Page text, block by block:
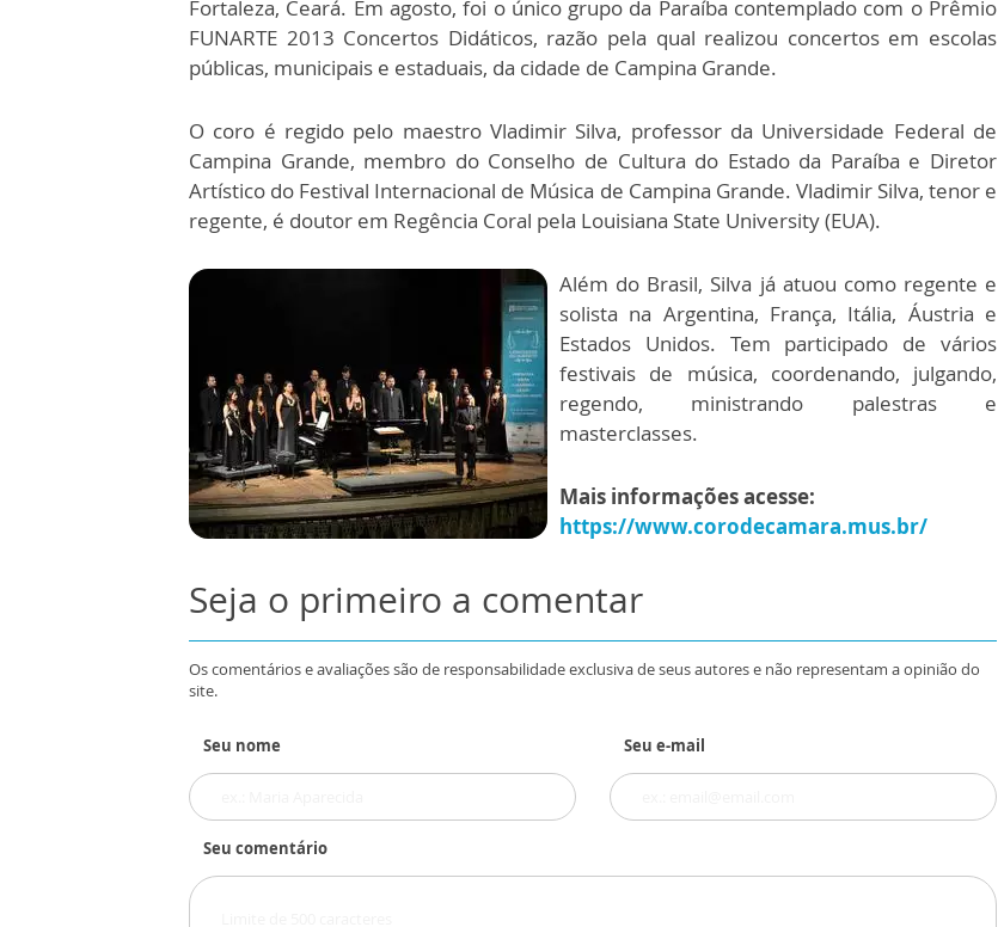
Fortaleza, Ceará. Em agosto, foi o único grupo da Paraíba contemplado com o Prêmio
FUNARTE 2013 Concertos Didáticos, razão pela qual realizou concertos em escolas
públicas, municipais e estaduais, da cidade de Campina Grande.
O coro é regido pelo maestro Vladimir Silva, professor da Universidade Federal de
Campina Grande, membro do Conselho de Cultura do Estado da Paraíba e Diretor
Artístico do Festival Internacional de Música de Campina Grande. Vladimir Silva, tenor e
regente, é doutor em Regência Coral pela Louisiana State University (EUA).
Além do Brasil, Silva já atuou como regente e
solista na Argentina, França, Itália, Áustria e
Estados Unidos. Tem participado de vários
festivais de música, coordenando, julgando,
regendo, ministrando palestras e
masterclasses.
Mais informações acesse:
https://www.corodecamara.mus.br/
Seja o primeiro a comentar
Os comentários e avaliações são de responsabilidade exclusiva de seus autores e não representam a opinião do
site.
Seu nome Seu e-mail
Seu comentário